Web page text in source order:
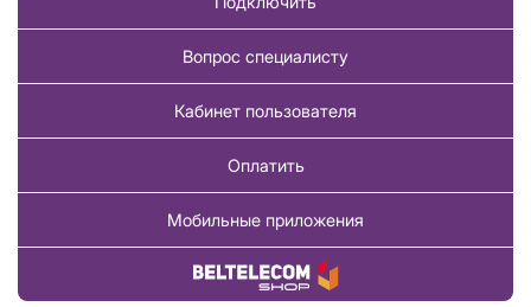
Вопрос специалисту
Кабинет пользователя
Оплатить
Мобильные приложения
Купить товар